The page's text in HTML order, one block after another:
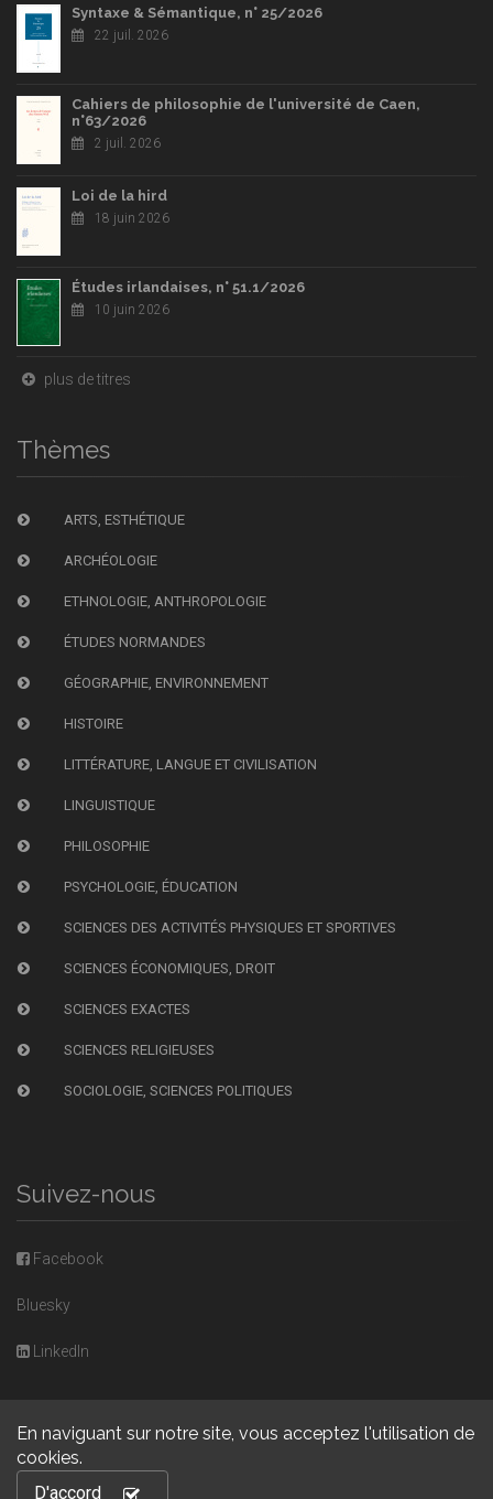
En naviguant sur notre site, vous acceptez l'utilisation de
cookies.
D'accord
Syntaxe & Sémantique, n° 25/2026
22 juil. 2026
Cahiers de philosophie de l'université de Caen,
n°63/2026
2 juil. 2026
Loi de la hird
18 juin 2026
Études irlandaises, n° 51.1/2026
10 juin 2026
plus de titres
Thèmes
ARTS, ESTHÉTIQUE
ARCHÉOLOGIE
ETHNOLOGIE, ANTHROPOLOGIE
ÉTUDES NORMANDES
GÉOGRAPHIE, ENVIRONNEMENT
HISTOIRE
LITTÉRATURE, LANGUE ET CIVILISATION
LINGUISTIQUE
PHILOSOPHIE
PSYCHOLOGIE, ÉDUCATION
SCIENCES DES ACTIVITÉS PHYSIQUES ET SPORTIVES
SCIENCES ÉCONOMIQUES, DROIT
SCIENCES EXACTES
SCIENCES RELIGIEUSES
SOCIOLOGIE, SCIENCES POLITIQUES
Suivez-nous
Facebook
Bluesky
LinkedIn